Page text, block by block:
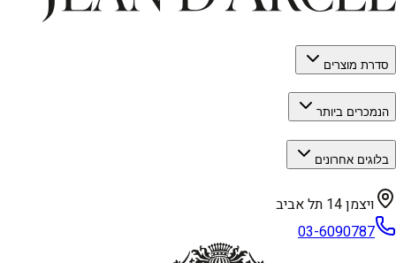
סדרת מוצרים
הנמכרים ביותר
בלוגים אחרונים
ויצמן 14 תל אביב
03-6090787